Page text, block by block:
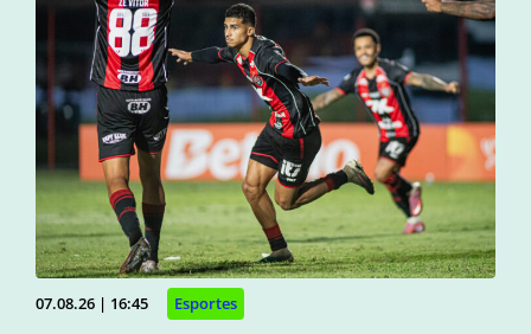
07.08.26 | 16:45 Esportes